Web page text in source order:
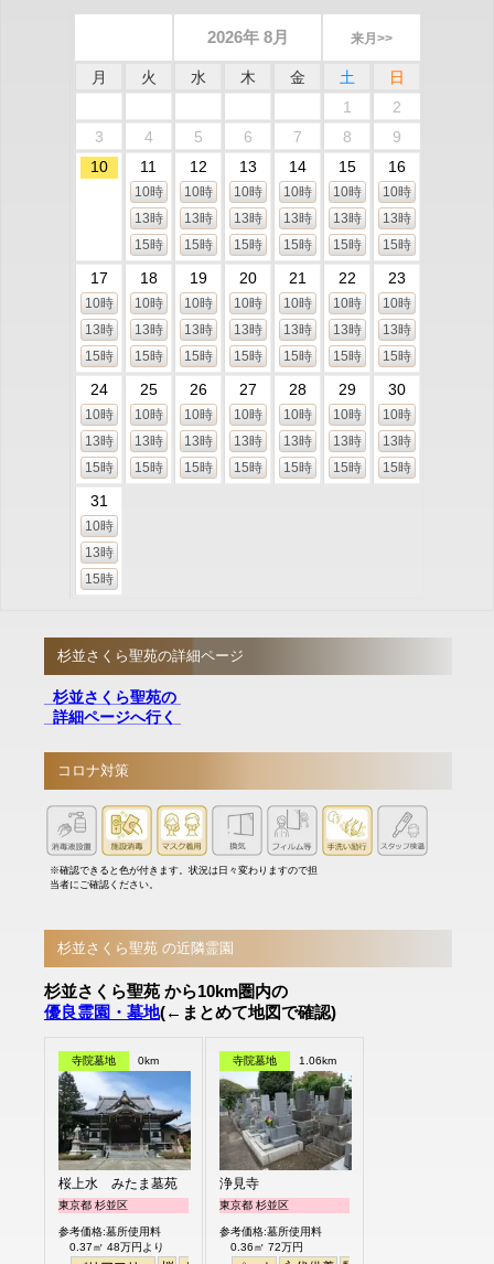
2026年 8月 来月>>
月 火 水 木 金 土
日
1
2
3
4 5 6 7 8
9
10
11
10時
13時
15時
12
10時
13時
15時
13
10時
13時
15時
14
10時
13時
15時
15
10時
13時
15時
16
10時
13時
15時
17
10時
13時
15時
18
10時
13時
15時
19
10時
13時
15時
20
10時
13時
15時
21
10時
13時
15時
22
10時
13時
15時
23
10時
13時
15時
24
10時
13時
15時
25
10時
13時
15時
26
10時
13時
15時
27
10時
13時
15時
28
10時
13時
15時
29
10時
13時
15時
30
10時
13時
15時
31
10時
13時
15時
杉並さくら聖苑の詳細ページ
杉並さくら聖苑の
詳細ページへ行く
コロナ対策
※確認できると色が付きます。状況は日々変わりますので担
当者にご確認ください。
杉並さくら聖苑 の近隣霊園
杉並さくら聖苑 から10km圏内の
優良霊園・墓地(←まとめて地図で確認)
寺院墓地 0km
桜上水 みたま墓苑
東京都 杉並区
参考価格:墓所使用料
0.37㎡ 48万円より
寺院墓地 1.06km
浄見寺
東京都 杉並区
参考価格:墓所使用料
0.36㎡ 72万円